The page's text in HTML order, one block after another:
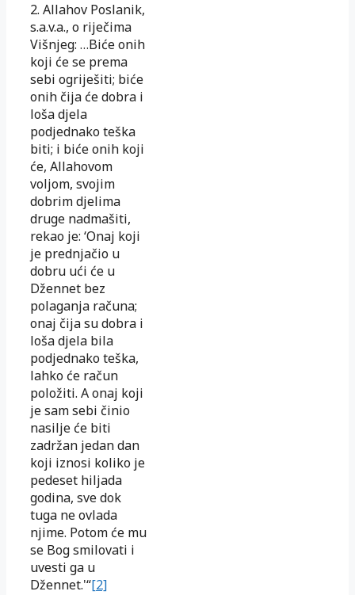
2. Allahov Poslanik,
s.a.v.a., o riječima
Višnjeg: …Biće onih
koji će se prema
sebi ogriješiti; biće
onih čija će dobra i
loša djela
podjednako teška
biti; i biće onih koji
će, Allahovom
voljom, svojim
dobrim djelima
druge nadmašiti,
rekao je: ‘Onaj koji
je prednjačio u
dobru ući će u
Džennet bez
polaganja računa;
onaj čija su dobra i
loša djela bila
podjednako teška,
lahko će račun
položiti. A onaj koji
je sam sebi činio
nasilje će biti
zadržan jedan dan
koji iznosi koliko je
pedeset hiljada
godina, sve dok
tuga ne ovlada
njime. Potom će mu
se Bog smilovati i
uvesti ga u
Džennet.'“[2]